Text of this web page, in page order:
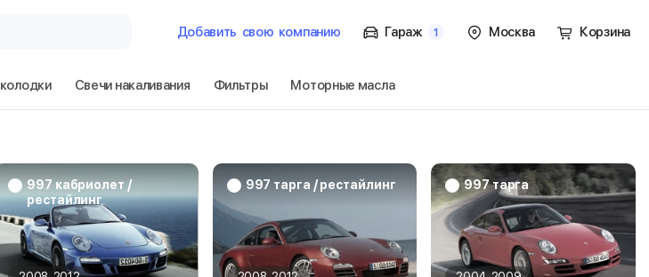
Добавить свою компанию Гараж 1
Гараж
Сбросить
Москва Корзина
Свечи накаливания Фильтры Моторные масла
997 кабриолет /
рестайлинг
997 тарга / рестайлинг 997 тарга